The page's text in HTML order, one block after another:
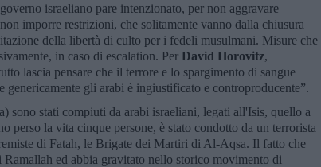
israeliano pare intenzionato, per non aggravare
imporre restrizioni, che solitamente vanno dalla chiusura
della libertà di culto per i fedeli musulmani. Misure che
in caso di escalation. Per David Horovitz,
lascia pensare che il terrore e lo spargimento di sangue
genericamente gli arabi è ingiustificato e controproducente”.
sono stati compiuti da arabi israeliani, legati all'Isis, quello a
la vita cinque persone, è stato condotto da un terrorista
di Fatah, le Brigate dei Martiri di Al-Aqsa. Il fatto che
ed abbia gravitato nello storico movimento di